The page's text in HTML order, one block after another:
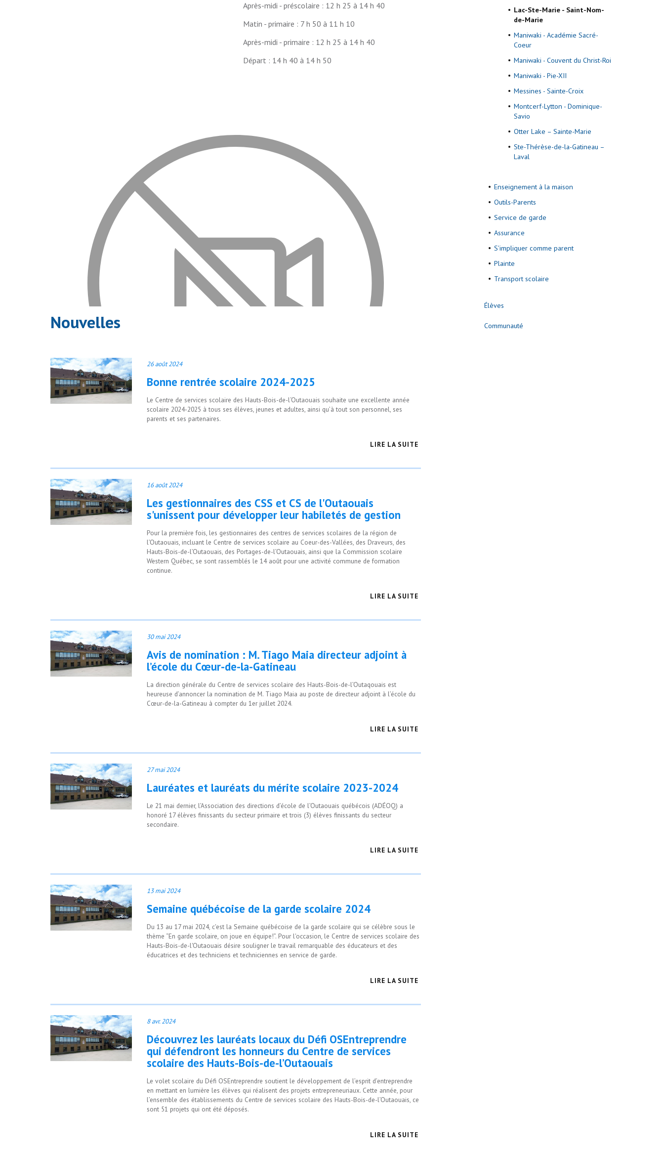
Après-midi - préscolaire : 12 h 25 à 14 h 40
Matin - primaire : 7 h 50 à 11 h 10
Après-midi - primaire : 12 h 25 à 14 h 40
Départ : 14 h 40 à 14 h 50
Nouvelles
26 août 2024
Bonne rentrée scolaire 2024-2025
Le Centre de services scolaire des Hauts-Bois-de-l‘Outaouais souhaite une excellente année
scolaire 2024-2025 à tous ses élèves, jeunes et adultes, ainsi qu’à tout son personnel, ses
parents et ses partenaires.
LIRE LA SUITE
16 août 2024
Les gestionnaires des CSS et CS de l'Outaouais
s'unissent pour développer leur habiletés de gestion
Pour la première fois, les gestionnaires des centres de services scolaires de la région de
l’Outaouais, incluant le Centre de services scolaire au Coeur-des-Vallées, des Draveurs, des
Hauts-Bois-de-l’Outaouais, des Portages-de-l’Outaouais, ainsi que la Commission scolaire
Western Québec, se sont rassemblés le 14 août pour une activité commune de formation
continue.
LIRE LA SUITE
30 mai 2024
Avis de nomination : M. Tiago Maia directeur adjoint à
l’école du Cœur-de-la-Gatineau
La direction générale du Centre de services scolaire des Hauts-Bois-de-l’Outaqouais est
heureuse d’annoncer la nomination de M. Tiago Maia au poste de directeur adjoint à l’école du
Cœur-de-la-Gatineau à compter du 1er juillet 2024.
LIRE LA SUITE
27 mai 2024
Lauréates et lauréats du mérite scolaire 2023-2024
Le 21 mai dernier, l’Association des directions d’école de l’Outaouais québécois (ADÉOQ) a
honoré 17 élèves finissants du secteur primaire et trois (3) élèves finissants du secteur
secondaire.
LIRE LA SUITE
13 mai 2024
Semaine québécoise de la garde scolaire 2024
Du 13 au 17 mai 2024, c'est la Semaine québécoise de la garde scolaire qui se célèbre sous le
thème “En garde scolaire, on joue en équipe!”. Pour l'occasion, le Centre de services scolaire des
Hauts-Bois-de-l'Outaouais désire souligner le travail remarquable des éducateurs et des
éducatrices et des techniciens et techniciennes en service de garde.
LIRE LA SUITE
8 avr. 2024
Découvrez les lauréats locaux du Défi OSEntreprendre
qui défendront les honneurs du Centre de services
scolaire des Hauts-Bois-de-l’Outaouais
Le volet scolaire du Défi OSEntreprendre soutient le développement de l’esprit d’entreprendre
en mettant en lumière les élèves qui réalisent des projets entrepreneuriaux. Cette année, pour
l’ensemble des établissements du Centre de services scolaire des Hauts-Bois-de-l’Outaouais, ce
sont 51 projets qui ont été déposés.
LIRE LA SUITE
Lac-Ste-Marie - Saint-Nom-
de-Marie
Maniwaki - Académie Sacré-
Coeur
Maniwaki - Couvent du Christ-Roi
Maniwaki - Pie-XII
Messines - Sainte-Croix
Montcerf-Lytton - Dominique-
Savio
Otter Lake – Sainte-Marie
Ste-Thérèse-de-la-Gatineau –
Laval
Enseignement à la maison
Outils-Parents
Service de garde
Assurance
S'impliquer comme parent
Plainte
Transport scolaire
Élèves
Communauté